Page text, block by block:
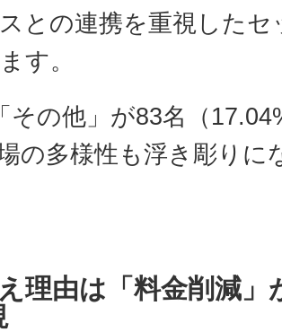
との連携を重視した
す。
その他」が83名（
の多様性も浮き彫りに
理由は「料金削減